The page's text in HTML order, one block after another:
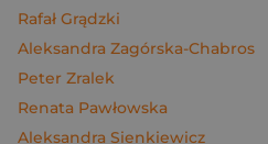
Rafał Grądzki
Aleksandra Zagórska-Chabros
Peter Zralek
Renata Pawłowska
Aleksandra Sienkiewicz